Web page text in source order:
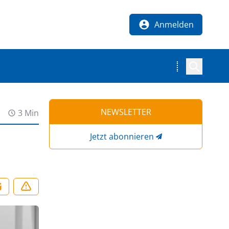
Anmelden
3 Min NEWSLETTER
Jetzt abonnieren